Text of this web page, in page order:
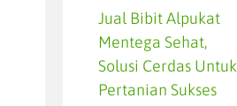
Jual Bibit Alpukat
Mentega Sehat,
Solusi Cerdas Untuk
Pertanian Sukses